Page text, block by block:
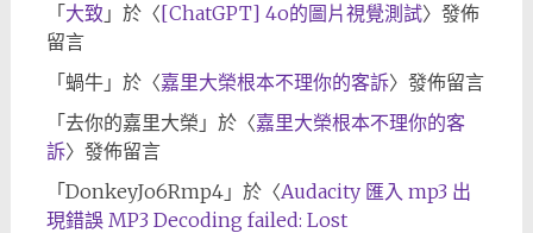
「 大致 」於〈[ChatGPT] 4o的圖片視覺測試〉發佈
留言
「 蝸牛」於〈嘉里大榮根本不理你的客訴〉發佈留言
「 去你的嘉里大榮 」於〈嘉里大榮根本不理你的客
訴〉發佈留言
「 DonkeyJo6Rmp4」於〈Audacity 匯入 mp3 出
現錯誤 MP3 Decoding failed: Lost